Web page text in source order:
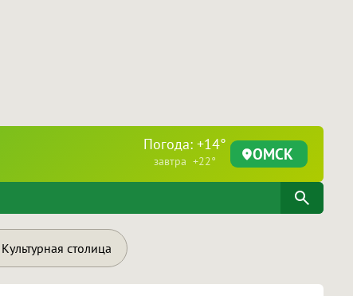
Погода: +14°
завтра +22° ОМСК
столица